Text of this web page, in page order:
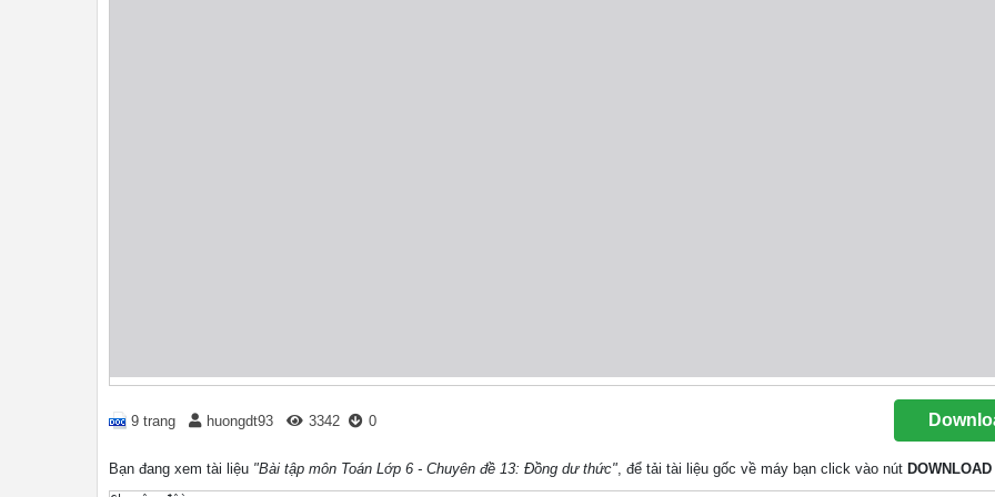
9 trang huongdt93 3342 0
Bạn đang xem tài liệu "Bài tập môn Toán Lớp 6 - Chuyên đề 13: Đồng dư thức", để tải tài liệu gốc về máy bạn click vào nút DOWNLOAD